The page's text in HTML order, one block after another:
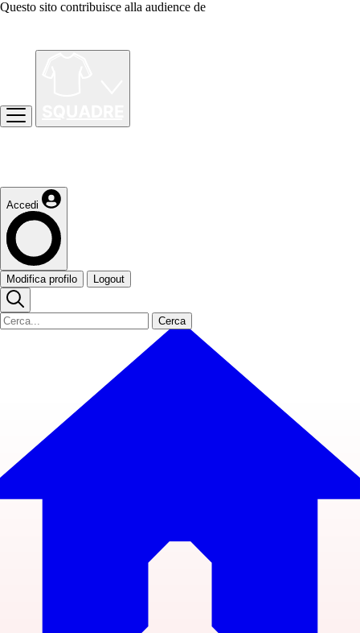
Questo sito contribuisce alla audience de
Accedi
Modifica profilo Logout
Cerca